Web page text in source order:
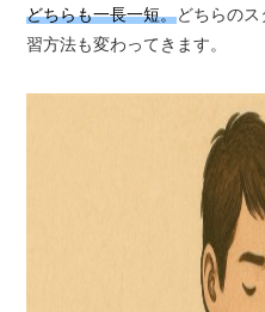
どちらも一長一短。どちらの
習方法も変わってきます。